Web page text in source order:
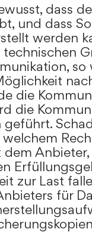
dass
und dass
werden
so
die
die
dem
zur Last
für